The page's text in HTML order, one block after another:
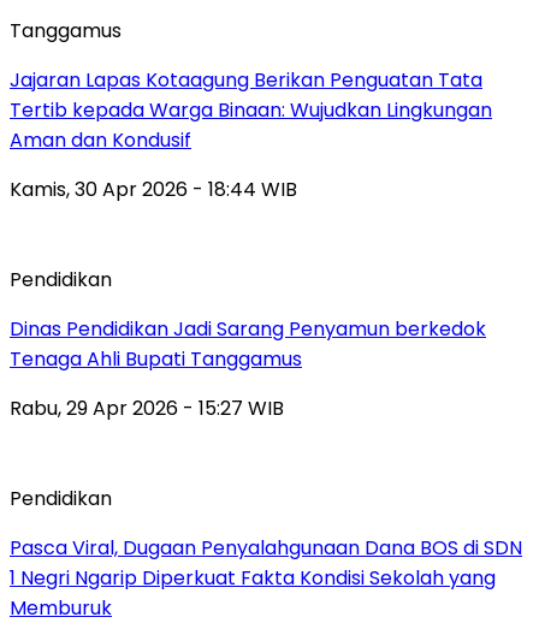
Tanggamus
Jajaran Lapas Kotaagung Berikan Penguatan Tata
Tertib kepada Warga Binaan: Wujudkan Lingkungan
Aman dan Kondusif
Kamis, 30 Apr 2026 - 18:44 WIB
Pendidikan
Dinas Pendidikan Jadi Sarang Penyamun berkedok
Tenaga Ahli Bupati Tanggamus
Rabu, 29 Apr 2026 - 15:27 WIB
Pendidikan
Pasca Viral, Dugaan Penyalahgunaan Dana BOS di SDN
1 Negri Ngarip Diperkuat Fakta Kondisi Sekolah yang
Memburuk